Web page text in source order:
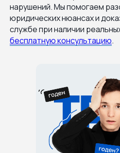
нарушений. Мы помогаем
юридических нюансах и
службе при наличии
бесплатную консультацию.